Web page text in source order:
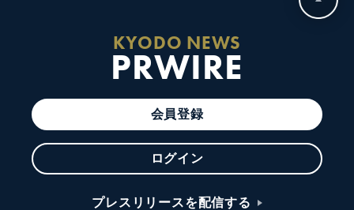
KYODO NEWS
PRWIRE
会員登録
ログイン
プレスリリースを配信する